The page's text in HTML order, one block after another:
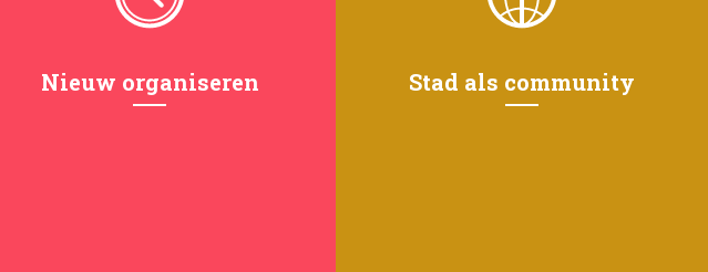
Nieuw organiseren Stad als community